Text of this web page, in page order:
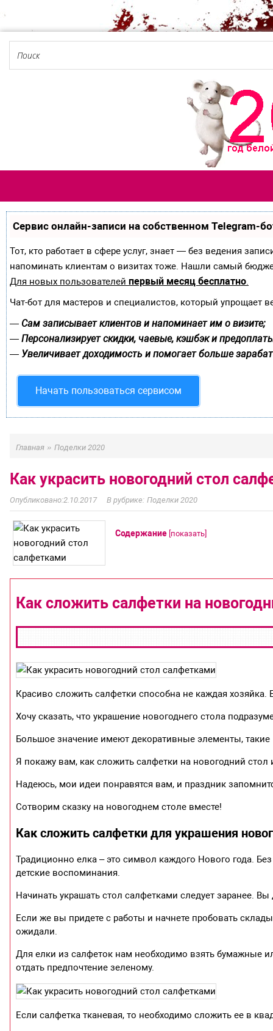
Сервис онлайн-записи на собственном Telegram-
Тот, кто работает в сфере услуг, знает — без ведения
напоминать клиентам о визитах тоже. Нашли самый
Для новых пользователей первый месяц бесплатно.
Чат-бот для мастеров и специалистов, который упрощает
— Сам записывает клиентов и напоминает им о визите;
— Персонализирует скидки, чаевые, кэшбэк и
— Увеличивает доходимость и помогает больше
Начать пользоваться сервисом
Главная » Поделки 2020
Как украсить новогодний стол
2.10.2017 Поделки 2020
Содержание [показать]
Как сложить салфетки на
Красиво сложить салфетки способна не каждая
Хочу сказать, что украшение новогоднего стола
Большое значение имеют декоративные элементы, такие
Я покажу вам, как сложить салфетки на новогодний стол
Надеюсь, мои идеи понравятся вам, и праздник
Сотворим сказку на новогоднем столе вместе!
Как сложить салфетки для украшения
Традиционно елка – это символ каждого Нового года.
детские воспоминания.
Начинать украшать стол салфетками следует заранее.
Если же вы придете с работы и начнете пробовать
ожидали.
Для елки из салфеток нам необходимо взять бумажные
отдать предпочтение зеленому.
Если салфетка тканевая, то необходимо сложить ее в